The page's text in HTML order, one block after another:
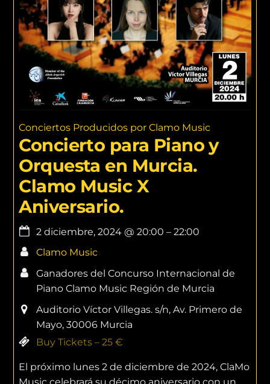
Conciertos Producidos por Clamo Music
Concierto para Piano y
Orquesta en Murcia.
Clamo Music X
Aniversario.
2 diciembre, 2024 @20:00 –22:00
Clamo Music
Ganadores del Concurso Internacional de
Piano Clamo Music Región de Murcia
Auditorio Víctor Villegas. s/n, Av. Primero de
Mayo, 30006 Murcia
Buy Tickets – 25 €
El próximo lunes 2 de diciembre de 2024, ClaMo